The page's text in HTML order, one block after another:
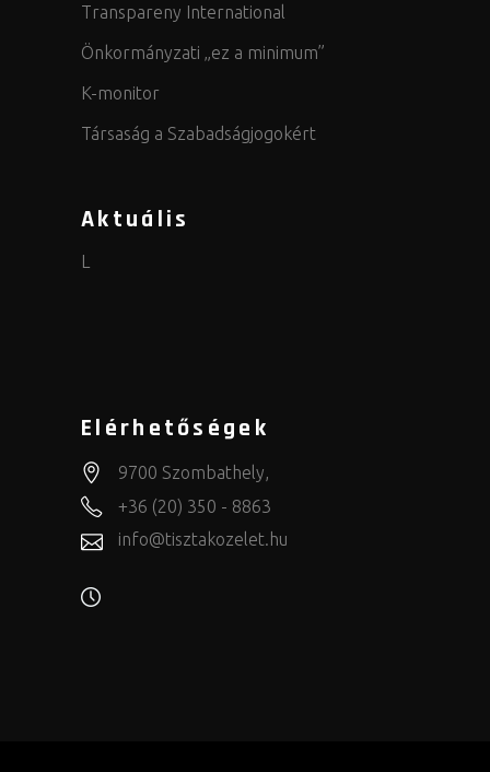
Transpareny International
Önkormányzati „ez a minimum”
K-monitor
Társaság a Szabadságjogokért
Aktuális
L
Elérhetőségek
9700 Szombathely,
+36 (20) 350 - 8863
info@tisztakozelet.hu